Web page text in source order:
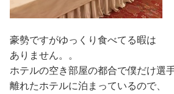
豪勢ですがゆっくり食べてる暇は
ありません。。
ホテルの空き部屋の都合で僕だけ選
離れたホテルに泊まっているので、